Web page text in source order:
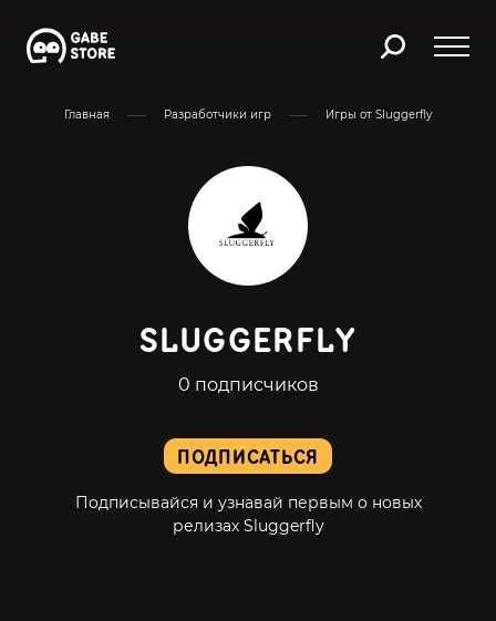
Главная Разработчики игр Игры от Sluggerfly
ПОДПИСАТЬСЯ
Подписывайся и узнавай первым о новых
релизах Sluggerfly
SLUGGERFLY
0 подписчиков